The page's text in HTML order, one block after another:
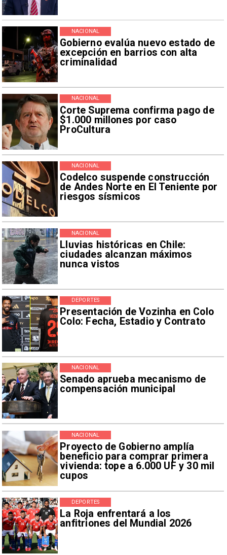
Gobierno evalúa nuevo estado de
excepción en barrios con alta
criminalidad
NACIONAL
Corte Suprema confirma pago de
$1.000 millones por caso
ProCultura
NACIONAL
Codelco suspende construcción
de Andes Norte en El Teniente por
riesgos sísmicos
NACIONAL
Lluvias históricas en Chile:
ciudades alcanzan máximos
nunca vistos
NACIONAL
Presentación de Vozinha en Colo
Colo: Fecha, Estadio y Contrato
DEPORTES
Senado aprueba mecanismo de
compensación municipal
NACIONAL
Proyecto de Gobierno amplía
beneficio para comprar primera
vivienda: tope a 6.000 UF y 30 mil
cupos
NACIONAL
La Roja enfrentará a los
anfitriones del Mundial 2026
DEPORTES